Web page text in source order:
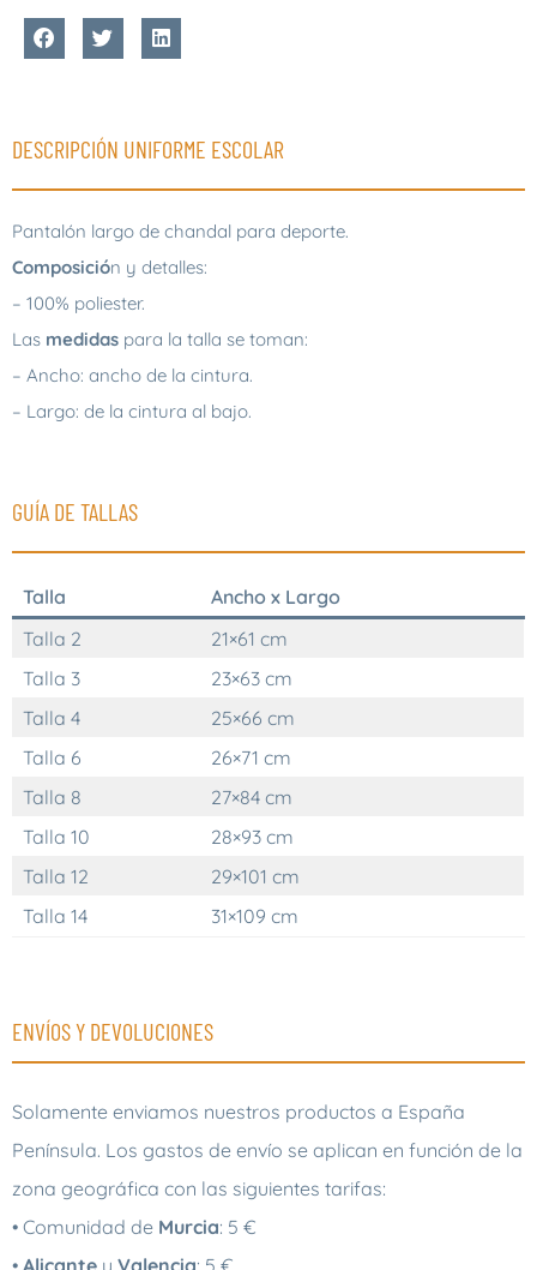
DESCRIPCIÓN UNIFORME ESCOLAR
Pantalón largo de chandal para deporte.
Composición y detalles:
– 100% poliester.
Las medidas para la talla se toman:
– Ancho: ancho de la cintura.
– Largo: de la cintura al bajo.
GUÍA DE TALLAS
Talla
Ancho x Largo
Talla 2
21×61 cm
Talla 3
23×63 cm
Talla 4
25×66 cm
Talla 6
26×71 cm
Talla 8
27×84 cm
Talla 10
28×93 cm
Talla 12
29×101 cm
Talla 14
31×109 cm
ENVÍOS Y DEVOLUCIONES
Solamente enviamos nuestros productos a España
Península. Los gastos de envío se aplican en función de la
zona geográfica con las siguientes tarifas:
• Comunidad de Murcia: 5 €
• Alicante y Valencia: 5 €